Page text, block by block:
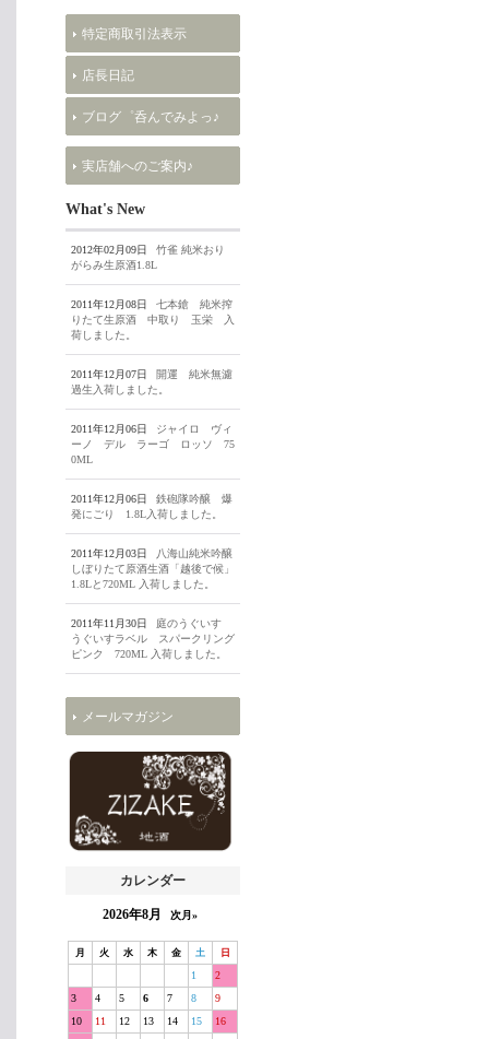
特定商取引法表示
店長日記
ブログ゜呑んでみよっ♪
実店舗へのご案内♪
What's New
2012年02月09日
竹雀 純米おり
がらみ生原酒1.8L
2011年12月08日
七本鎗 純米搾
りたて生原酒 中取り 玉栄 入
荷しました。
2011年12月07日
開運 純米無濾
過生入荷しました。
2011年12月06日
ジャイロ ヴィ
ーノ デル ラーゴ ロッソ 75
0ML
2011年12月06日
鉄砲隊吟醸 爆
発にごり 1.8L入荷しました。
2011年12月03日
八海山純米吟醸
しぼりたて原酒生酒「越後で候」
1.8Lと720ML 入荷しました。
2011年11月30日
庭のうぐいす
うぐいすラベル スパークリング
ピンク 720ML 入荷しました。
メールマガジン
カレンダー
2026年8月 次月»
月 火 水 木 金 土 日
1
2
3
4 5 6 7 8
9
10
11 12 13 14 15
16